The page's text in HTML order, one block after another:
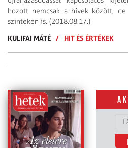
hozott nemcsak a hívek között,
szinteken is. (2018.08.17.)
KULIFAI MÁTÉ / HIT ÉS ÉRTÉKEK